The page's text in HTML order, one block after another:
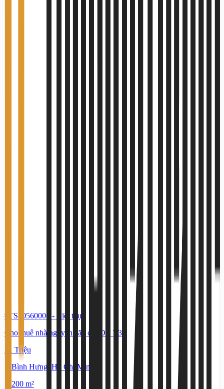
#TS70560006 -
Biệt thự
Cho thuê nhà nguyên căn ở KDC T30
21 Triệu
Bình Hưng, Hồ Chí Minh
200 m²